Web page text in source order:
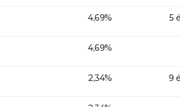
4,69% 5
4,69%
2,34% 9